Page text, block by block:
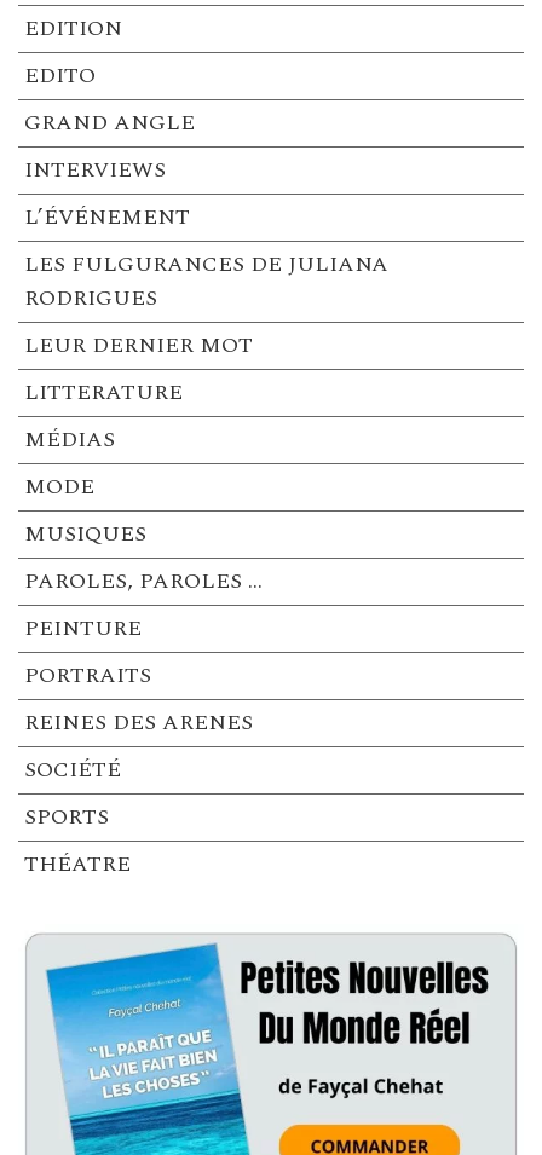
EDITION
EDITO
GRAND ANGLE
INTERVIEWS
L’ÉVÉNEMENT
LES FULGURANCES DE JULIANA
RODRIGUES
LEUR DERNIER MOT
LITTERATURE
MÉDIAS
MODE
MUSIQUES
PAROLES, PAROLES …
PEINTURE
PORTRAITS
REINES DES ARENES
SOCIÉTÉ
SPORTS
THÉATRE